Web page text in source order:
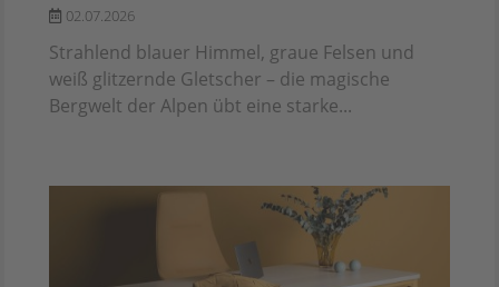
02.07.2026
Strahlend blauer Himmel, graue Felsen und
weiß glitzernde Gletscher – die magische
Bergwelt der Alpen übt eine starke...